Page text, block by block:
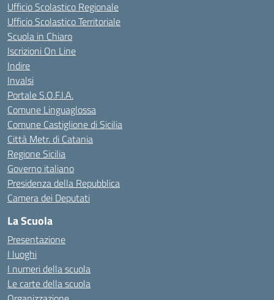
Ufficio Scolastico Regionale
Ufficio Scolastico Territoriale
Scuola in Chiaro
Iscrizioni On Line
Indire
Invalsi
Portale S.O.F.I.A.
Comune Linguaglossa
Comune Castiglione di Sicilia
Città Metr. di Catania
Regione Sicilia
Governo italiano
Presidenza della Repubblica
Camera dei Deputati
La Scuola
Presentazione
I luoghi
I numeri della scuola
Le carte della scuola